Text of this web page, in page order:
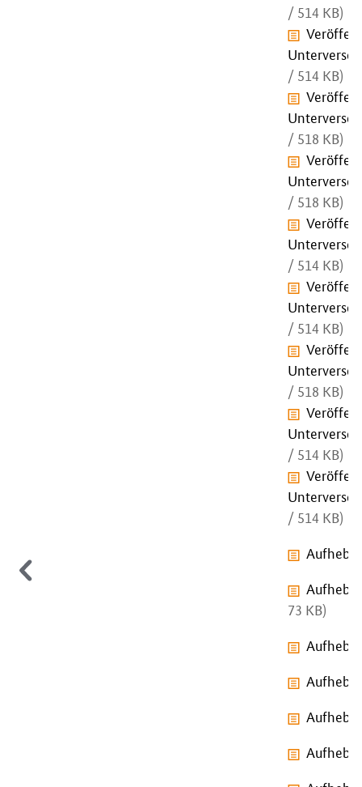
/ 514 KB)
/ 514 KB)
/ 518 KB)
/ 518 KB)
/ 514 KB)
/ 514 KB)
/ 518 KB)
/ 514 KB)
/ 514 KB)
73 KB)